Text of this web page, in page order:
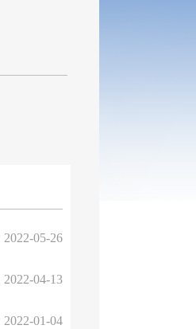
2022-05-26
2022-04-13
2022-01-04